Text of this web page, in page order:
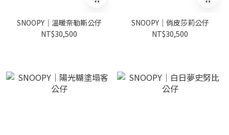
SNOOPY｜溫暖奈勒斯公仔
NT$30,500
SNOOPY｜俏皮莎莉公仔
NT$30,500